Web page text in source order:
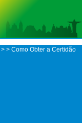
> > Como Obter a Certidão